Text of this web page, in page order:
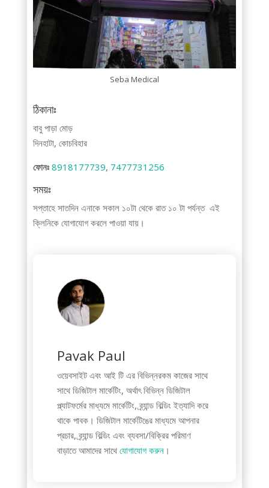
Seba Medical
ঠিকানাঃ
বাবু পাড়া মোড়
দিনহাটা, কোচবিহার
ফোনঃ 8918177739, 7477731256
সময়ঃ
সপ্তাহে সাতদিন এনাকে সকাল ১০টা থেকে রাত ১০ টা পর্যন্ত এই
ক্লিনিকে যোগাযোগ করলে পাওয়া যায়।
Pavak Paul
ওয়েবসাইট এবং আই টি এর বিভিন্নরকম কাজের সাথে
সাথে ডিজিটাল মার্কেটিং, অর্থাৎ বিভিন্ন ডিজিটাল
প্ল্যাটফর্মের মাধ্যমে মার্কেটিং, ব্র্যান্ড বিল্ডিং ইত্যাদি করে
থাকে পাবক। ডিজিটাল মার্কেটিঙের মাধ্যমে আপনার
প্রচার, ব্র্যান্ড বিল্ডিং এবং ব্যবসা/বিক্রির পরিমাণ
বাড়াতে আমাদের সাথে যোগাযোগ করুন।